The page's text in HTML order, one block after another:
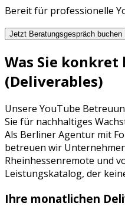
Bereit für professionelle
Jetzt Beratungsgespräch buchen
Was Sie konkret
(Deliverables)
Unsere YouTube
Sie für nachhaltiges
Als Berliner Agentur mit
betreuen wir
Rheinhessenremote und
Leistungskatalog, der
Ihre monatlichen